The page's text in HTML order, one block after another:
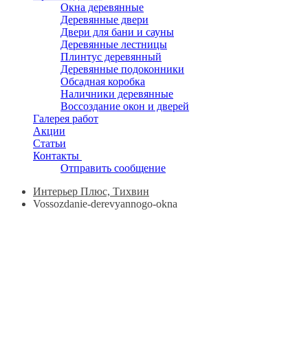
Окна деревянные
Деревянные двери
Двери для бани и сауны
Деревянные лестницы
Плинтус деревянный
Деревянные подоконники
Обсадная коробка
Наличники деревянные
Воссоздание окон и дверей
Галерея работ
Акции
Статьи
Контакты
Отправить сообщение
Интерьер Плюс, Тихвин
Vossozdanie-derevyannogo-okna